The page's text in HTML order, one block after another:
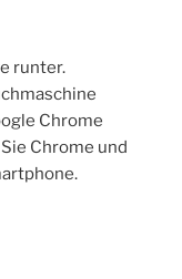
runter.
Chrome
Chrome und